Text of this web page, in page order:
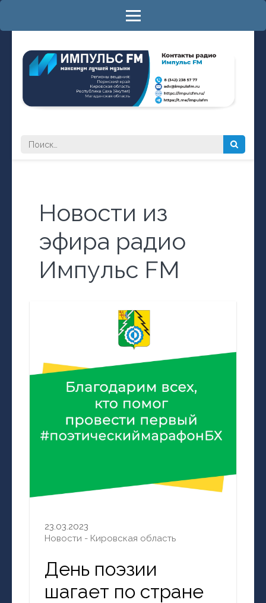
к
(нажмите
Enter)
Найти:
Новости из
эфира радио
Импульс FM
23.03.2023
Новости - Кировская область
День поэзии
шагает по стране